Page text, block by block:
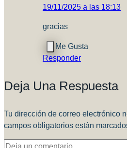
19/11/2025 a las 18:13
gracias
Responder
Deja Una Respuesta
Tu dirección de correo electrónico
campos obligatorios están